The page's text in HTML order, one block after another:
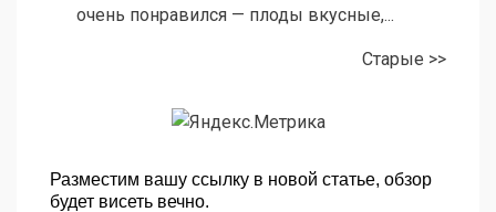
очень понравился — плоды вкусные,...
Старые >>
Разместим вашу ссылку в новой статье, обзор
будет висеть вечно.